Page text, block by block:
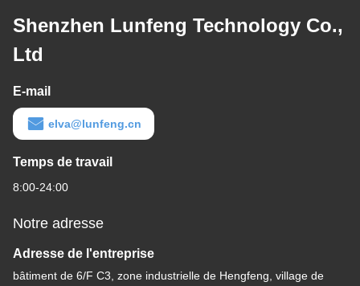
Shenzhen Lunfeng Technology Co.,
Ltd
E-mail
elva@lunfeng.cn
Temps de travail
8:00-24:00
Notre adresse
Adresse de l'entreprise
bâtiment de 6/F C3, zone industrielle de Hengfeng, village de